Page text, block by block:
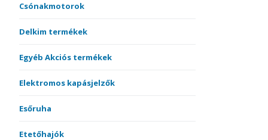
Csónakmotorok
Delkim termékek
Egyéb Akciós termékek
Elektromos kapásjelzők
Esőruha
Etetőhajók